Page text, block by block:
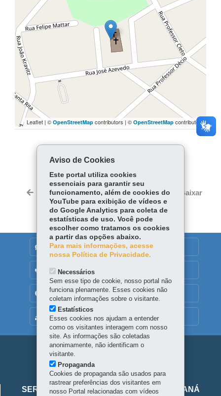
Leaflet | © OpenStreetMap contributors | © OpenStreetMap contributors
Twitter
Voltar Início Imprimir Baixar
MAPA DO SITE
DENUNCIE CORRUPÇÃO
OUVIDORIA
TRANSPARÊNCIA INSTITUCIONAL
Navegação
principal
Viaje
SERVIÇO SOCIAL AUTÔNOMO VIAJE PARANÁ
Aviso de Cookies
Este portal utiliza cookies
essenciais para garantir seu
funcionamento, além de cookies do
YouTube para exibição de vídeos e
do Google Analytics para coleta de
estatísticas de uso. Você pode
escolher como tratamos os cookies
a partir das opções abaixo.
Para mais informações, acesse
nossa Política de Privacidade.
Necessários
Sem esse tipo de cookie, nosso portal não
funciona plenamente. Esses cookies não
coletam informações sobre o visitante.
Estatísticos
Esses cookies nos ajudam a entender
como os visitantes interagem com nosso
site. As informações são coletadas
anonimamente, não identificam o
visitante.
Propaganda
Cookies de propaganda são usados para
rastrear preferências dos visitantes em
nosso Portal relacionadas com vídeos